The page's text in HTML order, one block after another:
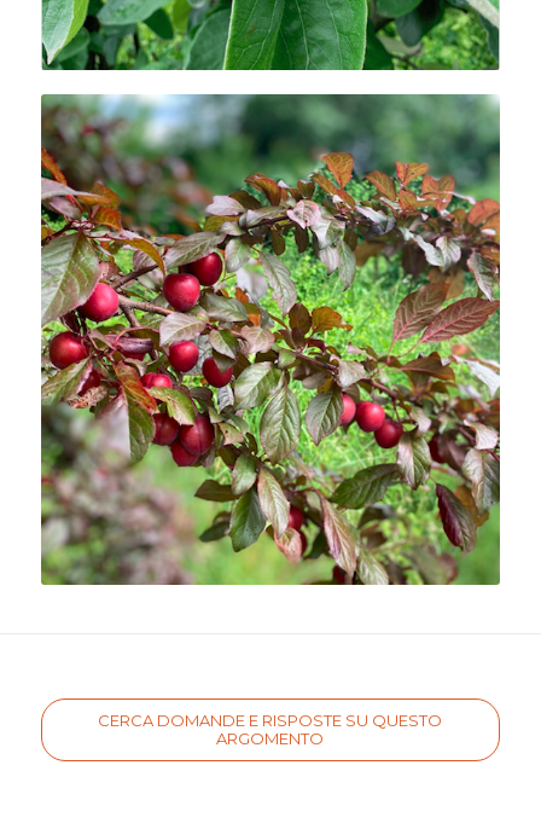
CERCA DOMANDE E RISPOSTE SU QUESTO
ARGOMENTO